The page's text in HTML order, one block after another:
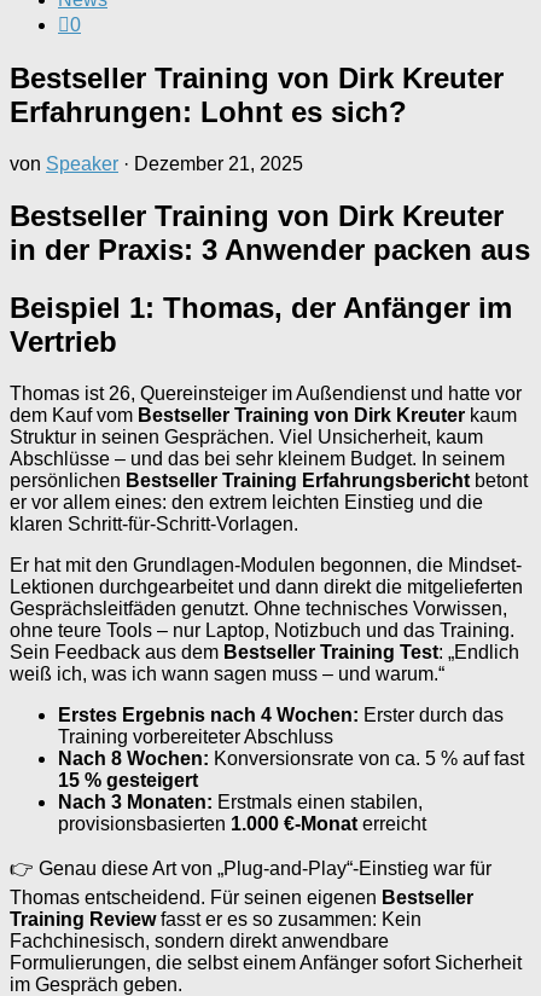
0
Bestseller Training von Dirk Kreuter
Erfahrungen: Lohnt es sich?
von Speaker · Dezember 21, 2025
Bestseller Training von Dirk Kreuter
in der Praxis: 3 Anwender packen aus
Beispiel 1: Thomas, der Anfänger im
Vertrieb
Thomas ist 26, Quereinsteiger im Außendienst und hatte vor
dem Kauf vom Bestseller Training von Dirk Kreuter kaum
Struktur in seinen Gesprächen. Viel Unsicherheit, kaum
Abschlüsse – und das bei sehr kleinem Budget. In seinem
persönlichen Bestseller Training Erfahrungsbericht betont
er vor allem eines: den extrem leichten Einstieg und die
klaren Schritt-für-Schritt-Vorlagen.
Er hat mit den Grundlagen-Modulen begonnen, die Mindset-
Lektionen durchgearbeitet und dann direkt die mitgelieferten
Gesprächsleitfäden genutzt. Ohne technisches Vorwissen,
ohne teure Tools – nur Laptop, Notizbuch und das Training.
Sein Feedback aus dem Bestseller Training Test: „Endlich
weiß ich, was ich wann sagen muss – und warum.“
Erstes Ergebnis nach 4 Wochen: Erster durch das
Training vorbereiteter Abschluss
Nach 8 Wochen: Konversionsrate von ca. 5 % auf fast
15 % gesteigert
Nach 3 Monaten: Erstmals einen stabilen,
provisionsbasierten 1.000 €-Monat erreicht
👉 Genau diese Art von „Plug-and-Play“-Einstieg war für
Thomas entscheidend. Für seinen eigenen Bestseller
Training Reviewfasst er es so zusammen: Kein
Fachchinesisch, sondern direkt anwendbare
Formulierungen, die selbst einem Anfänger sofort Sicherheit
im Gespräch geben.